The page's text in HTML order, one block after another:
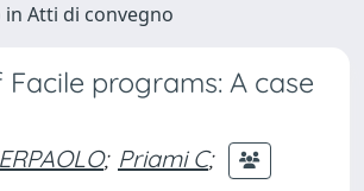
Atti di convegno
programs: A case
; Priami C;